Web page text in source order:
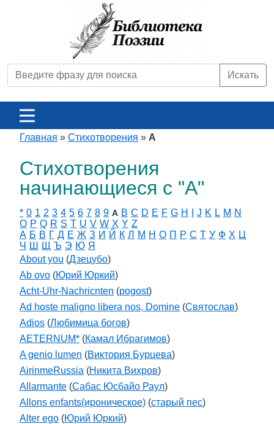
Искать
Главная » Стихотворения » A
Стихотворения
начинающиеся с "A"
* 0 1 2 3 4 5 6 7 8 9 A B C D E F G H J K L M N
O P Q R S T U V W X Y Z
А Б В Г Д Е Ж З И Й К Л М Н О П Р С Т У Ф Х Ц
Ч
Ш Щ Ъ Э Ю Я
About you (Дзецубо)
Ab ovo (Юрий Юркий)
Acht-Uhr-Nachricnten (pogost)
Ad hoste maligno libera nos, Domine (Святослав)
Adios (Любимица богов)
AETERNUM* (Камал Ибрагимов)
A genio lumen (Виктория Бурцева)
AirinmeRussia (Никита Вихров)
Allarmante (Сабас Юсбайо Раул)
Allons enfants(ироническое) (старый пес)
Alter ego (Юрий Юркий)